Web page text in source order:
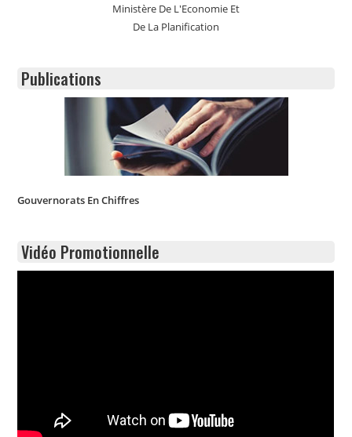
Ministère De L'Economie Et
De La Planification
Publications
Gouvernorats En Chiffres
Vidéo Promotionnelle